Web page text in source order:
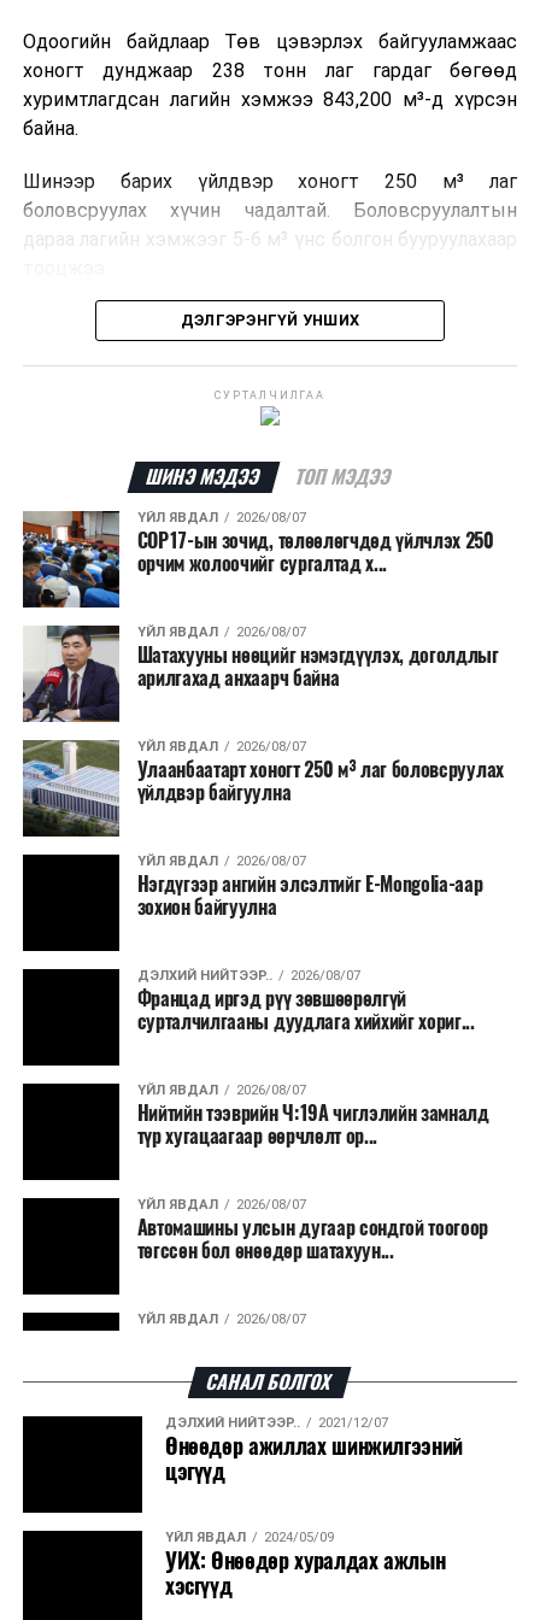
Одоогийн байдлаар Төв цэвэрлэх байгууламжаас
хоногт дунджаар 238 тонн лаг гардаг бөгөөд
хуримтлагдсан лагийн хэмжээ 843,200 м³-д хүрсэн
байна.
Шинээр барих үйлдвэр хоногт 250 м³ лаг
боловсруулах хүчин чадалтай. Боловсруулалтын
дараа лагийн хэмжээг 5-6 м³ үнс болгон бууруулахаар
Төслийн техник, эдийн засгийн үндэслэлийг
магадлалын ерөнхий дүгнэлтээр баталгаажуулсан
Мөн Нийслэлийн иргэдийн Төлөөлөгчдийн Хурлын
2025 оны 25/01 дүгээр тогтоолоор баталсан “Төр,
хувийн хэвшлийн түншлэлээр нийслэлд хэрэгжүүлэх
төслийн жагсаалт”-д лаг хатааж, шатаах үйлдвэр
барих төслийг төр, хувийн хэвшлийн түншлэлийн
хэлбэрээр хэрэгжүүлэхээр тусгажээ.
Лаг хатаах, шатаах технологи нь бохир ус цэвэрлэх
байгууламжаас гардаг лагийг байгаль орчинд аюулгүй
аргаар боловсруулж, эзлэхүүнийг эрс бууруулах
зориулалттай. Лагийг өндөр температурт шатааснаар
эзлэхүүн нь 90 хүртэл хувиар буурч, бактери, вирус
болон бусад өвчин үүсгэгч бичил биетнийг устгах
боломжтой.
Түүнчлэн шаталтын явцад үүсэх дулааныг цахилгаан
болдог. Зарим технологийн хувьд шаталтын дараа
үлдэх үнснээс фосфор зэрэг ашигт эрдсийг сэргээн
авах боломжтой аж.
Япон, Герман, Швейцар, Нидерланд, Өмнөд Солонгос
зэрэг улс лаг хатаах, шатаах технологийг ашиглаж
байна. Тухайлбал, Германд лаг шатаах үйлдвэрээс
ашигладаг бол Нидерландад төвлөрсөн лаг
боловсруулах үйлдвэрүүдээр дулаан, цахилгаан
эрчим хүч үйлдвэрлэдэг.
Ийнхүү лаг хатаах, шатаах технологийг лагийн
үйлдвэрлэх, нөөцийг дахин ашиглах чиглэлээр олон
улсад өргөн ашиглаж байна.
ДЭЛГЭРЭНГҮЙ УНШИХ
СУРТАЛЧИЛГАА
ШИНЭ МЭДЭЭ ТОП МЭДЭЭ
ҮЙЛ ЯВДАЛ 2026/08/07
COP17-ын зочид, төлөөлөгчдөд үйлчлэх 250
орчим жолоочийг сургалтад х...
ҮЙЛ ЯВДАЛ 2026/08/07
Шатахууны нөөцийг нэмэгдүүлэх, доголдлыг
арилгахад анхаарч байна
ҮЙЛ ЯВДАЛ 2026/08/07
Улаанбаатарт хоногт 250 м³ лаг боловсруулах
үйлдвэр байгуулна
ҮЙЛ ЯВДАЛ 2026/08/07
Нэгдүгээр ангийн элсэлтийг E-Mongolia-аар
зохион байгуулна
ДЭЛХИЙ НИЙТЭЭР.. 2026/08/07
Францад иргэд рүү зөвшөөрөлгүй
сурталчилгааны дуудлага хийхийг хориг...
ҮЙЛ ЯВДАЛ 2026/08/07
Нийтийн тээврийн Ч:19А чиглэлийн замналд
түр хугацаагаар өөрчлөлт ор...
ҮЙЛ ЯВДАЛ 2026/08/07
Автомашины улсын дугаар сондгой тоогоор
төгссөн бол өнөөдөр шатахуун...
ҮЙЛ ЯВДАЛ 2026/08/07
ДЭЛХИЙ НИЙТЭЭР..
“Уралдронзавод” компанийн ерөнхий
захирлын автомашиныг дэлбэлжээ...
ҮЙЛ ЯВДАЛ
Сүхбаатар боомтоор тав хоногт 10 мянга гаруй
тонн АИ-92 автобензин и...
САНАЛ БОЛГОХ
ДЭЛХИЙ НИЙТЭЭР.. 2021/12/07
Өнөөдөр ажиллах шинжилгээний
цэгүүд
ҮЙЛ ЯВДАЛ 2024/05/09
УИХ: Өнөөдөр хуралдах ажлын
хэсгүүд